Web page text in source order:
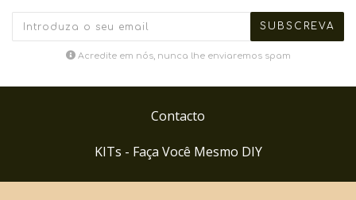
Acredite em nós, nunca lhe enviaremos spam
Contacto
KITs - Faça Você Mesmo DIY